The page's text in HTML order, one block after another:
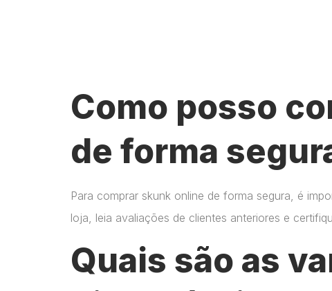
Como posso
de forma
Para comprar skunk online de forma segura, é
loja, leia avaliações de clientes anteriores e
Quais são as